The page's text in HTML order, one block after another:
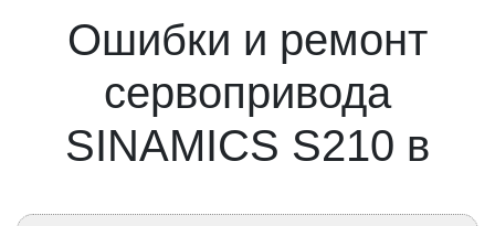
Ошибки и ремонт
сервопривода
SINAMICS S210 в